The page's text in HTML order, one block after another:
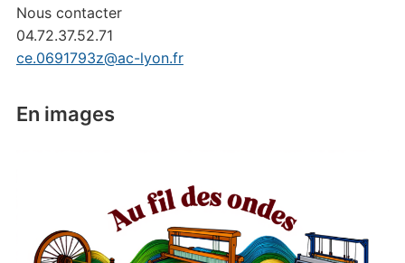
Nous contacter
04.72.37.52.71
ce.0691793z@ac-lyon.fr
En images